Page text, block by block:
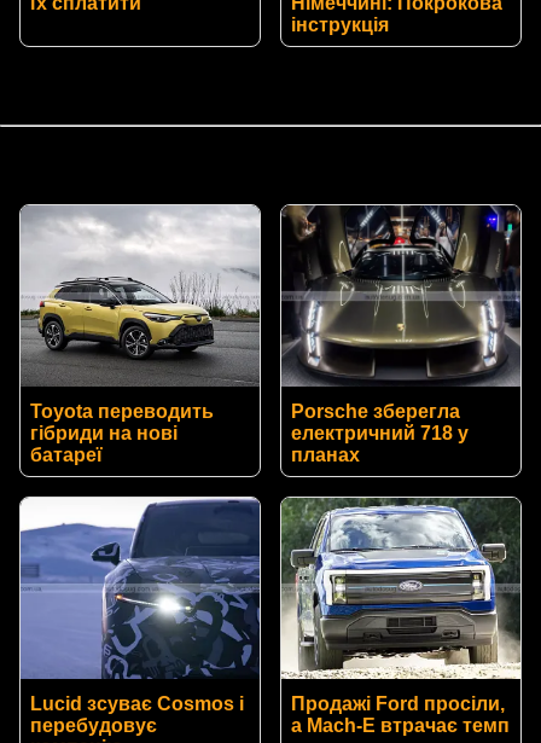
інструкція
Toyota переводить
гібриди на нові
батареї
Porsche зберегла
електричний 718 у
планах
Lucid зсуває Cosmos і
перебудовує
Продажі Ford просіли,
а Mach-E втрачає темп